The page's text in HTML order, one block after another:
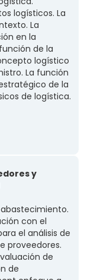
logísticos. La
La
en la
de la
logístico
La función
de la
de logística.
y
con el
el análisis de
proveedores.
de
de